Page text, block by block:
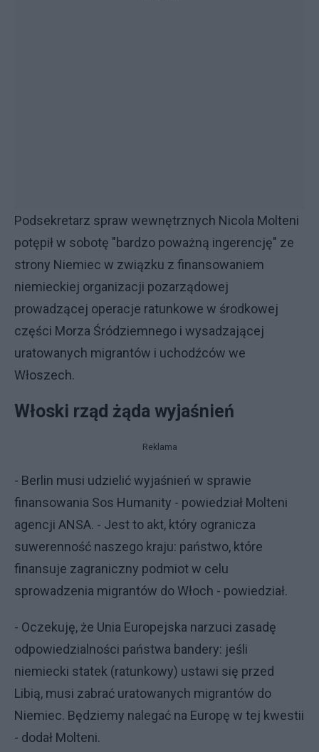
Podsekretarz spraw wewnętrznych Nicola Molteni
potępił w sobotę "bardzo poważną ingerencję" ze
strony Niemiec w związku z finansowaniem
niemieckiej organizacji pozarządowej
prowadzącej operacje ratunkowe w środkowej
części Morza Śródziemnego i wysadzającej
uratowanych migrantów i uchodźców we
Włoszech.
Włoski rząd żąda wyjaśnień
Reklama
- Berlin musi udzielić wyjaśnień w sprawie
finansowania Sos Humanity - powiedział Molteni
agencji ANSA. - Jest to akt, który ogranicza
suwerenność naszego kraju: państwo, które
finansuje zagraniczny podmiot w celu
sprowadzenia migrantów do Włoch - powiedział.
- Oczekuję, że Unia Europejska narzuci zasadę
odpowiedzialności państwa bandery: jeśli
niemiecki statek (ratunkowy) ustawi się przed
Libią, musi zabrać uratowanych migrantów do
Niemiec. Będziemy nalegać na Europę w tej kwestii
- dodał Molteni.